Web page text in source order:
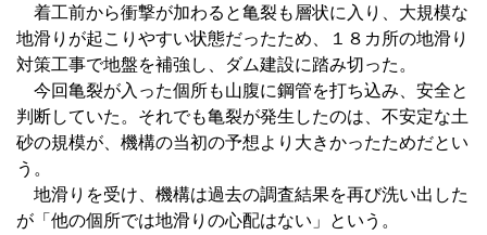
着工前から衝撃が加わると亀裂も層状に入り、大規模な
地滑りが起こりやすい状態だったため、１８カ所の地滑り
対策工事で地盤を補強し、ダム建設に踏み切った。
今回亀裂が入った個所も山腹に鋼管を打ち込み、安全と
判断していた。それでも亀裂が発生したのは、不安定な土
砂の規模が、機構の当初の予想より大きかったためだとい
う。
地滑りを受け、機構は過去の調査結果を再び洗い出した
が「他の個所では地滑りの心配はない」という。